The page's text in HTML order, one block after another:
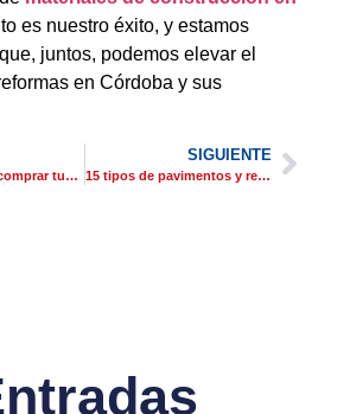
es nuestro éxito, y estamos
juntos, podemos elevar el
en Córdoba y sus
5 Razones para comprar tus azulejos en BigMat Córdoba
SIGUIENTE
15 tipos de pavimentos y revestimientos para tu hogar